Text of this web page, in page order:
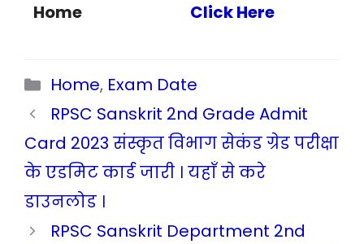
Home
Click Here
Categories
Home, Exam Date
RPSC Sanskrit 2nd Grade Admit
Card 2023 संस्कृत विभाग सेकंड ग्रेड परीक्षा
के एडमिट कार्ड जारी । यहाँ से करे
डाउनलोड ।
RPSC Sanskrit Department 2nd